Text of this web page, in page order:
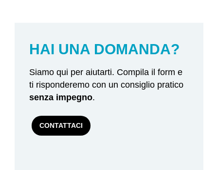
HAI UNA DOMANDA?
Siamo qui per aiutarti. Compila il form e
ti risponderemo con un consiglio pratico
senza impegno.
CONTATTACI